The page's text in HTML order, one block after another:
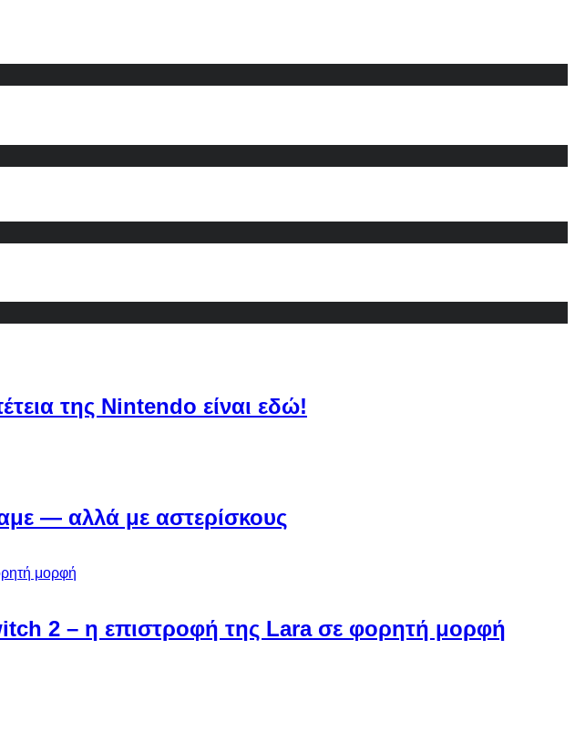
της Nintendo είναι εδώ!
— αλλά με αστερίσκους
2 – η επιστροφή της Lara σε φορητή μορφή